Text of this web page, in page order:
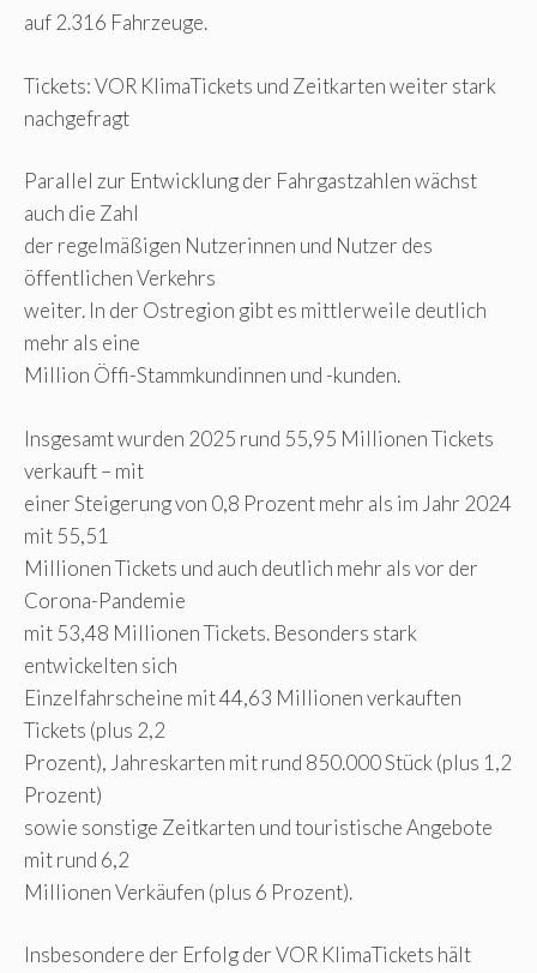
auf 2.316 Fahrzeuge.
Tickets: VOR KlimaTickets und Zeitkarten weiter stark
nachgefragt
Parallel zur Entwicklung der Fahrgastzahlen wächst
auch die Zahl
der regelmäßigen Nutzerinnen und Nutzer des
öffentlichen Verkehrs
weiter. In der Ostregion gibt es mittlerweile deutlich
mehr als eine
Million Öffi-Stammkundinnen und -kunden.
Insgesamt wurden 2025 rund 55,95 Millionen Tickets
verkauft – mit
einer Steigerung von 0,8 Prozent mehr als im Jahr 2024
mit 55,51
Millionen Tickets und auch deutlich mehr als vor der
Corona-Pandemie
mit 53,48 Millionen Tickets. Besonders stark
entwickelten sich
Einzelfahrscheine mit 44,63 Millionen verkauften
Tickets (plus 2,2
Prozent), Jahreskarten mit rund 850.000 Stück (plus 1,2
Prozent)
sowie sonstige Zeitkarten und touristische Angebote
mit rund 6,2
Millionen Verkäufen (plus 6 Prozent).
Insbesondere der Erfolg der VOR KlimaTickets hält